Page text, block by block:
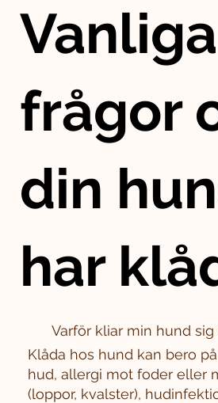
Vanliga
frågor
din
har
Varför kliar min hund
Klåda hos hund kan bero
hud, allergi mot foder eller
(loppor, kvalster),